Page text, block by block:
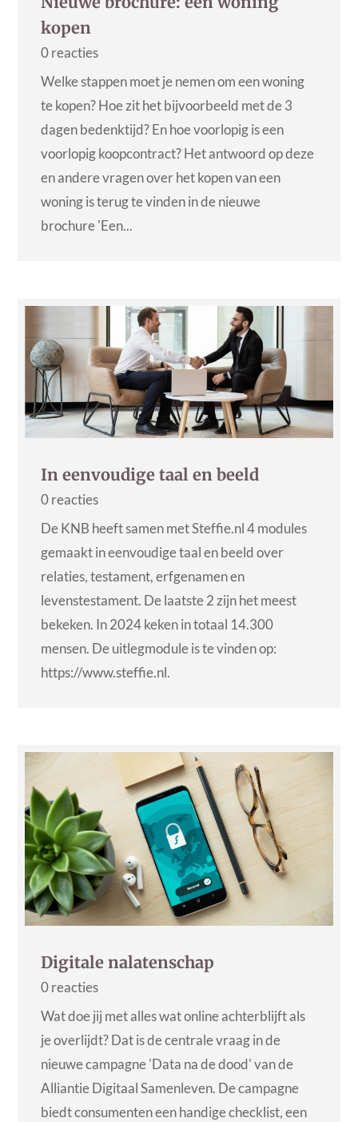
kopen
0 reacties
Welke stappen moet je nemen om een woning
te kopen? Hoe zit het bijvoorbeeld met de 3
dagen bedenktijd? En hoe voorlopig is een
voorlopig koopcontract? Het antwoord op deze
en andere vragen over het kopen van een
woning is terug te vinden in de nieuwe
brochure 'Een...
In eenvoudige taal en beeld
0 reacties
De KNB heeft samen met Steffie.nl 4 modules
gemaakt in eenvoudige taal en beeld over
relaties, testament, erfgenamen en
levenstestament. De laatste 2 zijn het meest
bekeken. In 2024 keken in totaal 14.300
mensen. De uitlegmodule is te vinden op:
https://www.steffie.nl.
Digitale nalatenschap
0 reacties
Wat doe jij met alles wat online achterblijft als
je overlijdt? Dat is de centrale vraag in de
nieuwe campagne 'Data na de dood' van de
Alliantie Digitaal Samenleven. De campagne
biedt consumenten een handige checklist, een